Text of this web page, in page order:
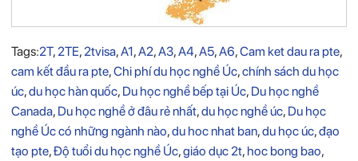
Tags:2T, 2TE, 2tvisa,A1,A2,A3,A4,A5,A6,Cam ket dau ra pte,
cam kết đầu ra pte,Chi phí du học nghề Úc,chính sách du học
úc,du học hàn quốc, Du học nghề bếp tại Úc, Du học nghề
Canada, Du học nghề ở đâu rẻ nhất,du học nghề úc, Du học
nghề Úc có những ngành nào,du hoc nhat ban,du học úc,đạo
tạo pte,Độ tuổi du học nghề Úc,giáo dục 2t, hoc bong bao,